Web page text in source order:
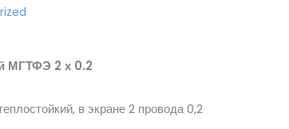
МГТФЭ 2 х 0.2
в экране 2 провода 0,2